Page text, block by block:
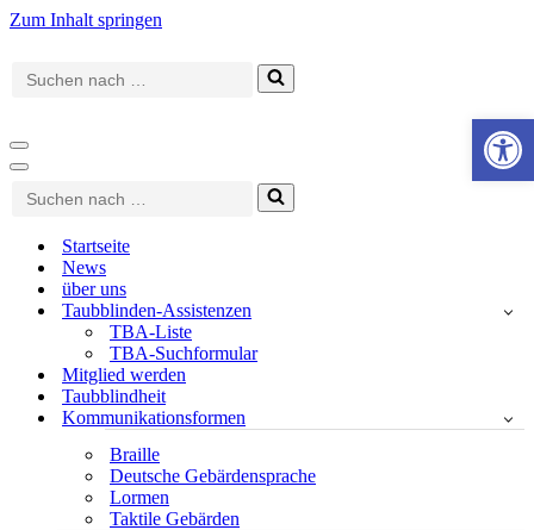
Zum Inhalt springen
Suchen
nach …
Navigationsmenü
Navigationsmenü
Suchen
nach …
Startseite
News
über uns
Taubblinden-Assistenzen
TBA-Liste
TBA-Suchformular
Mitglied werden
Taubblindheit
Kommunikationsformen
Braille
Deutsche Gebärdensprache
Lormen
Taktile Gebärden